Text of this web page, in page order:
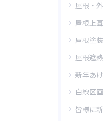
屋根・
屋根上
屋根塗装
屋根遮
新年あ
白線区
皆様に